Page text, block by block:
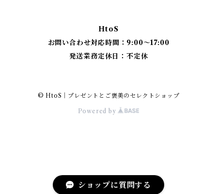
ショップに質問する
丸脚四角スツール
細脚四角スツール
HtoS
お問い合わせ対応時間：9:00〜17:00
発送業務定休日：不定休
© HtoS｜プレゼントとご褒美のセレクトショップ
Powered by